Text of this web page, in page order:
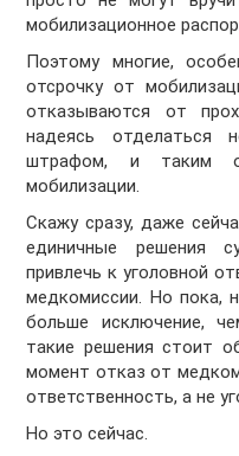
мобилизационное
Поэтому многие,
отсрочку от
отказываются от
надеясь отделаться
штрафом, и таким
мобилизации.
Скажу сразу, даже
единичные решения
привлечь к уголовной
медкомиссии. Но пока,
больше исключение,
такие решения стоит
момент отказ от
ответственность, а не
Но это сейчас.